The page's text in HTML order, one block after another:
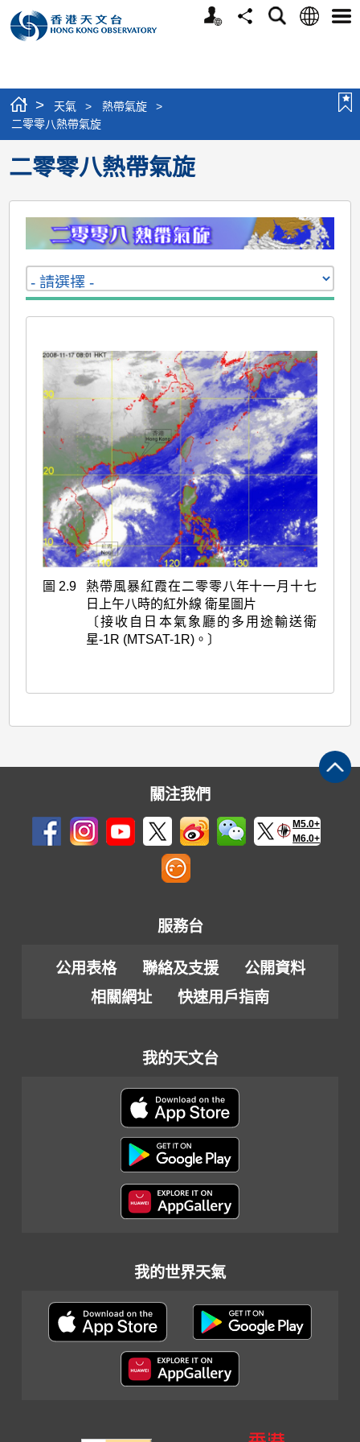
個
分
搜
語
選
> 天氣 > 熱帶氣旋
>
二零零八熱帶氣旋
二零零八熱帶氣旋
圖 2.9熱帶風暴紅霞在二零零八年十一月十七
日上午八時的紅外線 衛星圖片
〔接收自日本氣象廳的多用途輸送衛
星-1R (MTSAT-1R)。〕
關注我們
M5.0+
M6.0+
服務台
公用表格 聯絡及支援
公開資料
相關網址
快速用戶指南
我的天文台
我的世界天氣